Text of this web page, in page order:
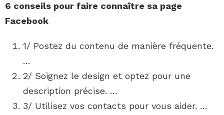
6 conseils pour faire connaître sa page
Facebook
1/ Postez du contenu de manière fréquente.
…
2/ Soignez le design et optez pour une
description précise. …
3/ Utilisez vos contacts pour vous aider. …